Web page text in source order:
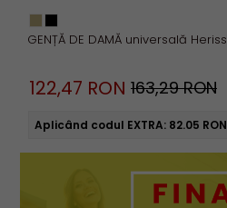
GENȚĂ DE DAMĂ universală
122,47 RON 163,29 RON
Aplicând codul EXTRA: 82.05 RON